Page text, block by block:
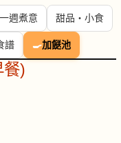
一週煮意 甜品・小食
譜 🍳加餸池
餐)